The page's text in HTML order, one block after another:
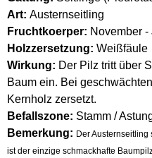
Art: Austernseitling
Fruchtkoerper: November -
Holzzersetzung: Weißfäule
Wirkung: Der Pilz tritt über
Baum ein. Bei
Kernholz zersetzt.
Befallszone: Stamm /
Bemerkung: Der
ist der einzige schmackhafte